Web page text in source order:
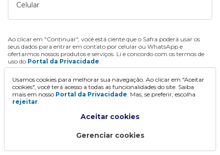
Celular
Ao clicar em "Continuar", você está ciente que o Safra poderá usar os
seus dados para entrar em contato por celular ou WhatsApp e
ofertarmos nossos produtos e serviços. Li e concordo com os termos de
uso do Portal da Privacidade.
Continuar
Usamos cookies para melhorar sua navegação. Ao clicar em "Aceitar
cookies", você terá acesso a todas as funcionalidades do site. Saiba
mais em nosso Portal da Privacidade. Mas, se preferir, escolha
rejeitar.
Aceitar cookies
Gerenciar cookies